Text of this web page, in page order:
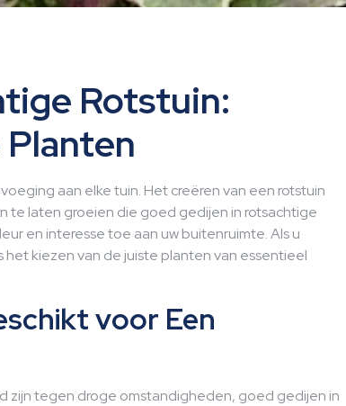
Rotstuin:
aan elke tuin. Het creëren van een rotstuin
te laten groeien die goed gedijen in rotsachtige
en interesse toe aan uw buitenruimte. Als u
kiezen van de juiste planten van essentieel
voor Een
zijn tegen droge omstandigheden, goed gedijen in